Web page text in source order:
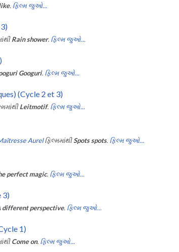
. ફિલ્મ જુઓ...
Rain shower. ફિલ્મ જુઓ...
Googuri. ફિલ્મ જુઓ...
(Cycle 2 et 3)
Leitmotif. ફિલ્મ જુઓ...
Aurel ફિલ્મમાંથીSpots spots. ફિલ્મ જુઓ...
perfect magic. ફિલ્મ જુઓ...
3)
different perspective. ફિલ્મ જુઓ...
1)
Come on. ફિલ્મ જુઓ...